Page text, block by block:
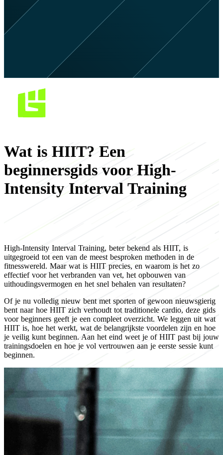
Wat is HIIT? Een
beginnersgids voor High-
Intensity Interval Training
High-Intensity Interval Training, beter bekend als HIIT, is
uitgegroeid tot een van de meest besproken methoden in de
fitnesswereld. Maar wat is HIIT precies, en waarom is het zo
effectief voor het verbranden van vet, het opbouwen van
uithoudingsvermogen en het snel behalen van resultaten?
Of je nu volledig nieuw bent met sporten of gewoon nieuwsgierig
bent naar hoe HIIT zich verhoudt tot traditionele cardio, deze gids
voor beginners geeft je een compleet overzicht. We leggen uit wat
HIIT is, hoe het werkt, wat de belangrijkste voordelen zijn en hoe
je veilig kunt beginnen. Aan het eind weet je of HIIT past bij jouw
trainingsdoelen en hoe je vol vertrouwen aan je eerste sessie kunt
beginnen.